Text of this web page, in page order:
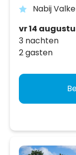
Nabij
vr 14
3 nachten
2 gasten